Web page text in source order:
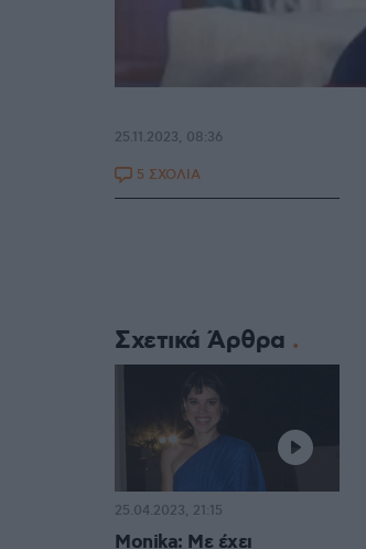
25.11.2023, 08:36
5 ΣΧΟΛΙΑ
Σχετικά Άρθρα
Monika: Με έχει
25.04.2023, 21:15